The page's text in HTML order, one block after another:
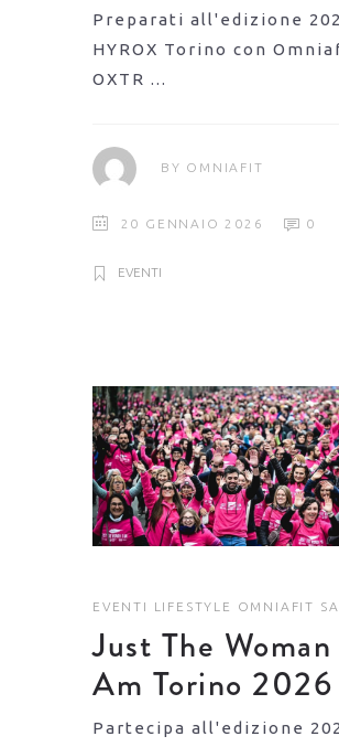
Preparati all'edizione
HYROX Torino con
OXTR
BY OMNIAFIT
20 GENNAIO 2026 0
EVENTI
EVENTI LIFESTYLE OMNIAFIT
Just The Woman
Am Torino 2026
Partecipa all'edizione